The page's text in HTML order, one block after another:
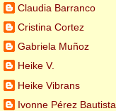
Claudia Barranco
Cristina Cortez
Gabriela Muñoz
Heike V.
Heike Vibrans
Ivonne Pérez Bautista